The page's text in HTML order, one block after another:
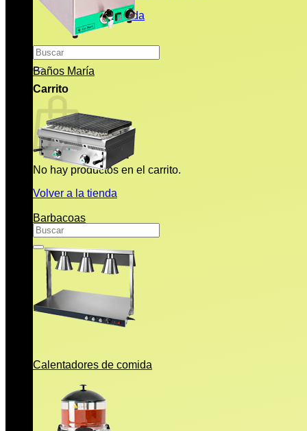
Volver a la tienda
Buscar
por:
Carrito
No hay productos en el carrito.
Volver a la tienda
Buscar
por:
Baños María
Barbacoas
Calentadores de comida